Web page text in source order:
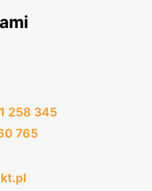
258 345
765